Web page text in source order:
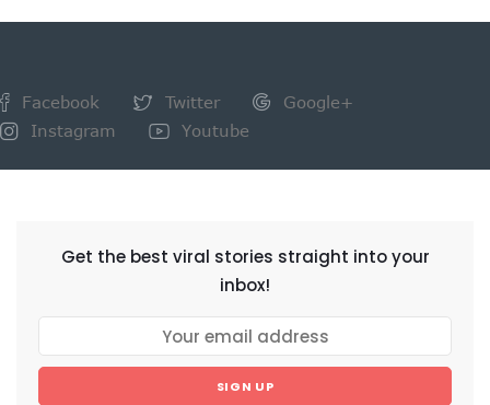
Facebook Twitter
Google+
Instagram
Youtube
Get the best viral stories straight into your
inbox!
SIGN UP